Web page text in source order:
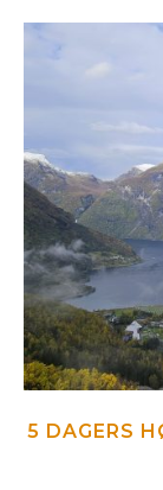
5 DAGERS